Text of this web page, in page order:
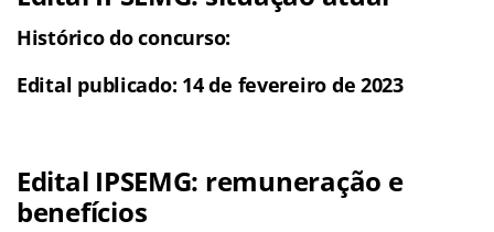
Histórico do concurso:
Edital publicado: 14 de fevereiro de 2023
Edital IPSEMG: remuneração e
benefícios